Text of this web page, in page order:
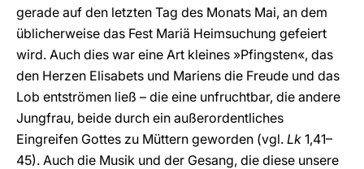
gerade auf den letzten Tag des Monats Mai, an dem
üblicherweise das Fest Mariä Heimsuchung gefeiert
wird. Auch dies war eine Art kleines »Pfingsten«, das
den Herzen Elisabets und Mariens die Freude und das
Lob entströmen ließ – die eine unfruchtbar, die andere
Jungfrau, beide durch ein außerordentliches
Eingreifen Gottes zu Müttern geworden (vgl. Lk 1,41–
45). Auch die Musik und der Gesang, die diese unsere